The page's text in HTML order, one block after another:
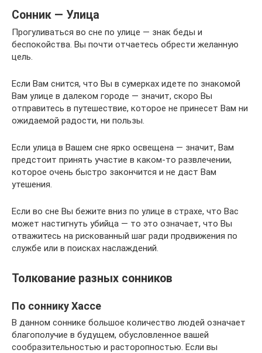
Сонник — Улица
Прогуливаться во сне по улице — знак беды и
беспокойства. Вы почти отчаетесь обрести желанную
цель.
Если Вам снится, что Вы в сумерках идете по знакомой
Вам улице в далеком городе — значит, скоро Вы
отправитесь в путешествие, которое не принесет Вам ни
ожидаемой радости, ни пользы.
Если улица в Вашем сне ярко освещена — значит, Вам
предстоит принять участие в каком-то развлечении,
которое очень быстро закончится и не даст Вам
утешения.
Если во сне Вы бежите вниз по улице в страхе, что Вас
может настигнуть убийца — то это означает, что Вы
отважитесь на рискованный шаг ради продвижения по
службе или в поисках наслаждений.
Толкование разных сонников
По соннику Хассе
В данном соннике большое количество людей означает
благополучие в будущем, обусловленное вашей
сообразительностью и расторопностью. Если вы